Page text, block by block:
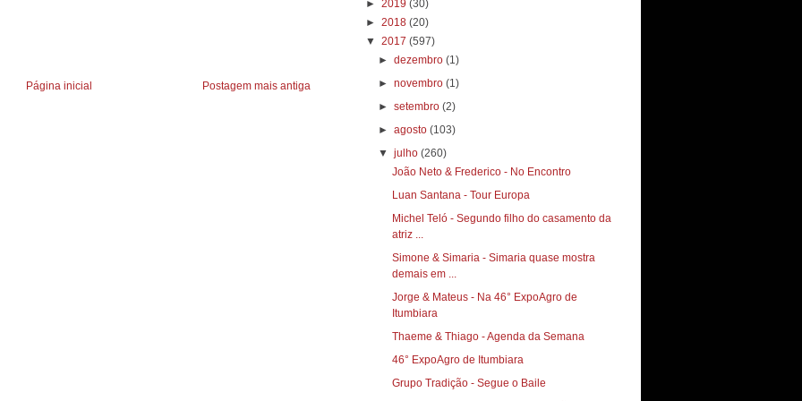
Postagem mais antiga
Página inicial
► 2019 (30)
► 2018 (20)
▼ 2017 (597)
►dezembro(1)
►novembro(1)
►setembro(2)
►agosto(103)
▼julho(260)
João Neto & Frederico - No Encontro
Luan Santana - Tour Europa
Michel Teló - Segundo filho do casamento da
atriz ...
Simone & Simaria - Simaria quase mostra
demais em ...
Jorge & Mateus - Na 46° ExpoAgro de
Itumbiara
Thaeme & Thiago - Agenda da Semana
46° ExpoAgro de Itumbiara
Grupo Tradição - Segue o Baile